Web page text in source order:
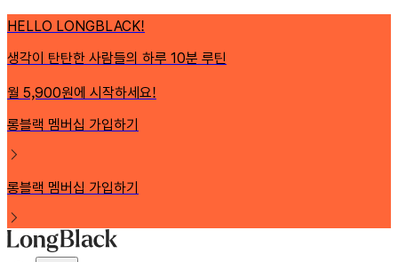
HELLO LONGBLACK!
생각이 탄탄한 사람들의 하루 10분 루틴
월 5,900원에 시작하세요!
롱블랙 멤버십 가입하기
롱블랙 멤버십 가입하기